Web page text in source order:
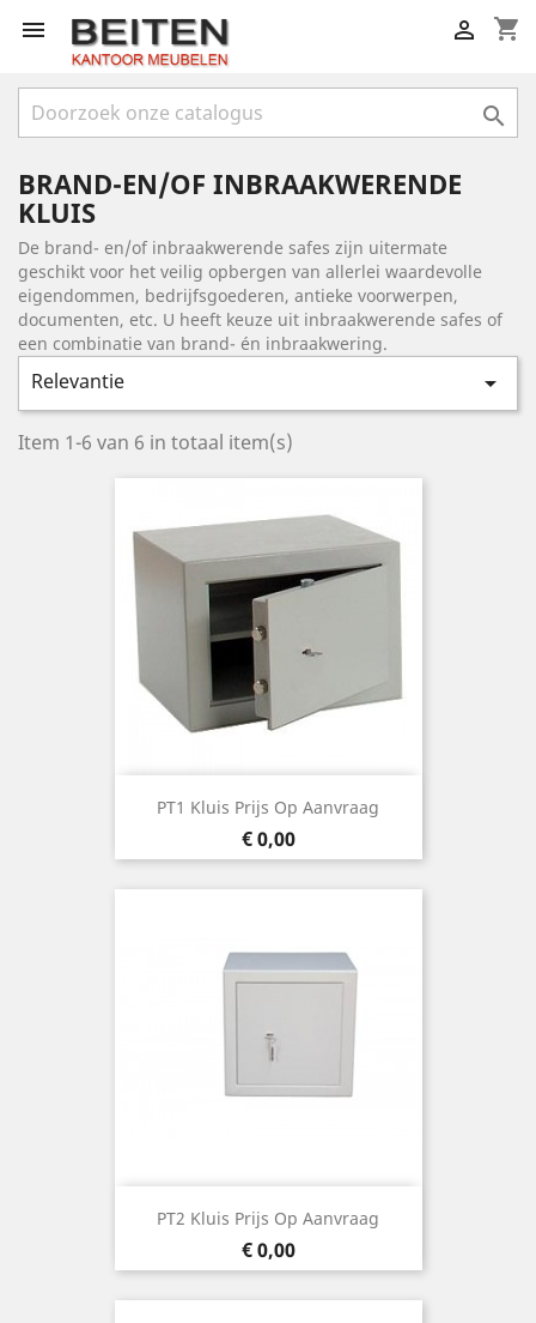
 shopping_cart


BRAND-EN/OF INBRAAKWERENDE
KLUIS
De brand- en/of inbraakwerende safes zijn uitermate
geschikt voor het veilig opbergen van allerlei waardevolle
eigendommen, bedrijfsgoederen, antieke voorwerpen,
documenten, etc. U heeft keuze uit inbraakwerende safes of
een combinatie van brand- én inbraakwering.
Relevantie 
Item 1-6 van 6 in totaal item(s)
PT1 Kluis Prijs Op Aanvraag
Prijs
€ 0,00
PT2 Kluis Prijs Op Aanvraag
Prijs
€ 0,00